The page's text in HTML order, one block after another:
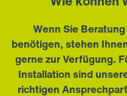
Wenn Sie
benötigen, stehen
gerne zur Verfügung.
Installation sind
richtigen